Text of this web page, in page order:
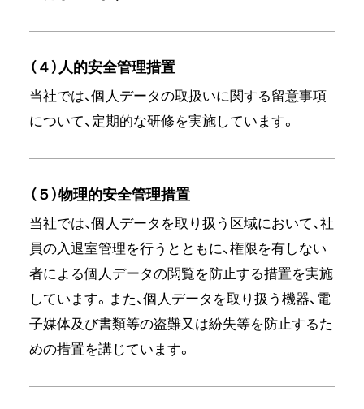
（４）人的安全管理措置
当社では、個人データの取扱いに関する留意事項
について、定期的な研修を実施しています。
（５）物理的安全管理措置
当社では、個人データを取り扱う区域において、社
員の入退室管理を行うとともに、権限を有しない
者による個人データの閲覧を防止する措置を実施
しています。また、個人データを取り扱う機器、電
子媒体及び書類等の盗難又は紛失等を防止するた
めの措置を講じています。